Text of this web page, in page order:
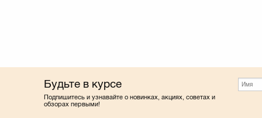
Будьте в курсе
Подпишитесь и узнавайте о новинках, акциях, советах и
обзорах первыми!